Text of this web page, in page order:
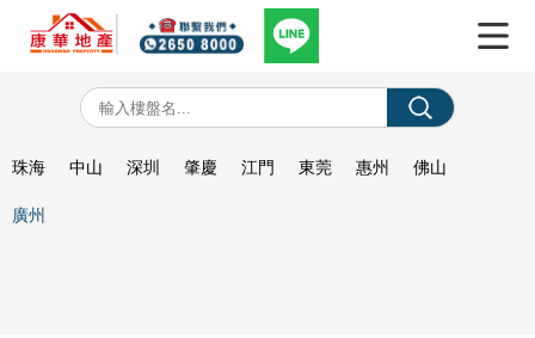
珠海 中山 深圳 肇慶 江門 東莞 惠州 佛山
廣州